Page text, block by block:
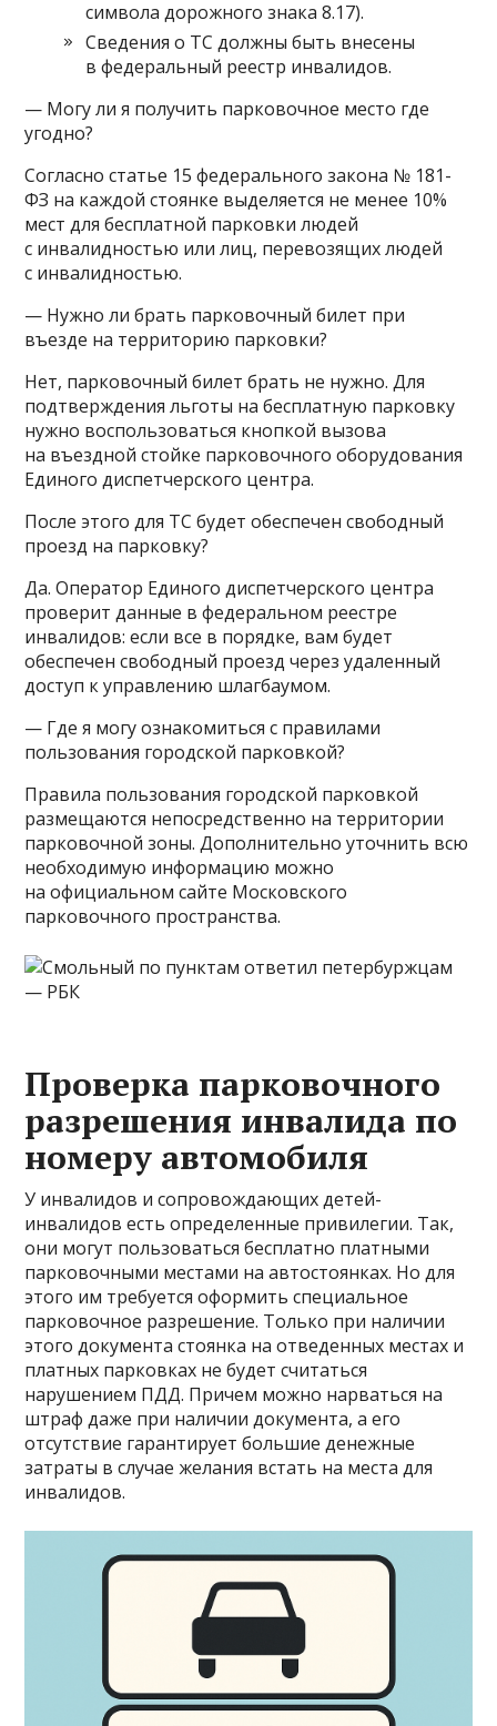
символа дорожного знака 8.17).
Сведения о ТС должны быть внесены
в федеральный реестр инвалидов.
— Могу ли я получить парковочное место где
угодно?
Согласно статье 15 федерального закона № 181-
ФЗ на каждой стоянке выделяется не менее 10%
мест для бесплатной парковки людей
с инвалидностью или лиц, перевозящих людей
с инвалидностью.
— Нужно ли брать парковочный билет при
въезде на территорию парковки?
Нет, парковочный билет брать не нужно. Для
подтверждения льготы на бесплатную парковку
нужно воспользоваться кнопкой вызова
на въездной стойке парковочного оборудования
Единого диспетчерского центра.
После этого для ТС будет обеспечен свободный
проезд на парковку?
Да. Оператор Единого диспетчерского центра
проверит данные в федеральном реестре
инвалидов: если все в порядке, вам будет
обеспечен свободный проезд через удаленный
доступ к управлению шлагбаумом.
— Где я могу ознакомиться с правилами
пользования городской парковкой?
Правила пользования городской парковкой
размещаются непосредственно на территории
парковочной зоны. Дополнительно уточнить всю
необходимую информацию можно
на официальном сайте Московского
парковочного пространства.
Проверка парковочного
разрешения инвалида по
номеру автомобиля
У инвалидов и сопровождающих детей-
инвалидов есть определенные привилегии. Так,
они могут пользоваться бесплатно платными
парковочными местами на автостоянках. Но для
этого им требуется оформить специальное
парковочное разрешение. Только при наличии
этого документа стоянка на отведенных местах и
платных парковках не будет считаться
нарушением ПДД. Причем можно нарваться на
штраф даже при наличии документа, а его
отсутствие гарантирует большие денежные
затраты в случае желания встать на места для
инвалидов.